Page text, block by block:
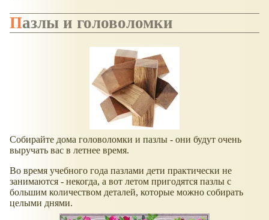
Пазлы и головоломки
Собирайте дома головоломки и пазлы - они будут очень
выручать вас в летнее время.
Во время учебного года пазлами дети практически не
занимаются - некогда, а вот летом пригодятся пазлы с
большим количеством деталей, которые можно собирать
целыми днями.